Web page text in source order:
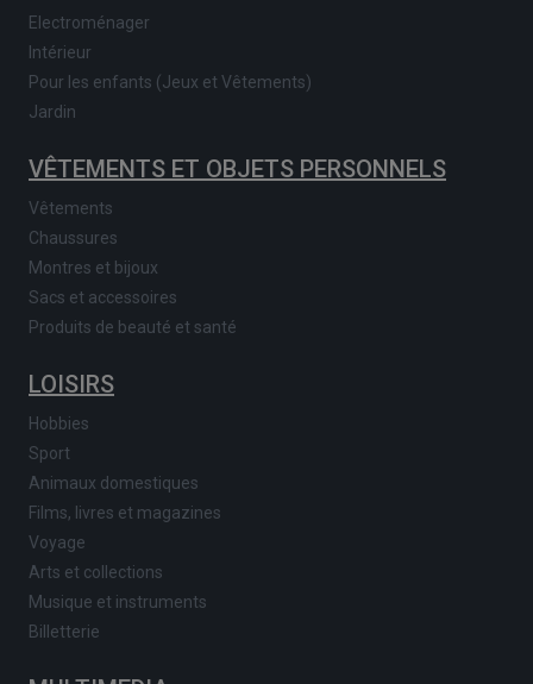
Electroménager
Intérieur
Pour les enfants (Jeux et Vêtements)
Jardin
VÊTEMENTS ET OBJETS PERSONNELS
Vêtements
Chaussures
Montres et bijoux
Sacs et accessoires
Produits de beauté et santé
LOISIRS
Hobbies
Sport
Animaux domestiques
Films, livres et magazines
Voyage
Arts et collections
Musique et instruments
Billetterie